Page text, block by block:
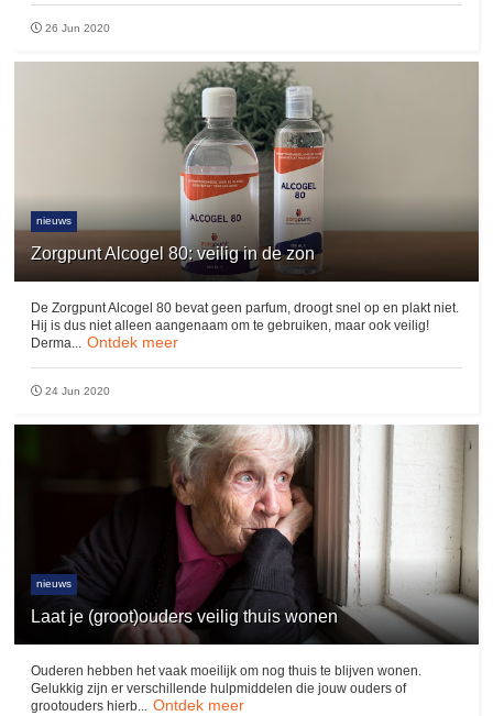
26 Jun 2020
nieuws
Zorgpunt Alcogel 80: veilig in de zon
De Zorgpunt Alcogel 80 bevat geen parfum, droogt snel op en plakt niet.
Hij is dus niet alleen aangenaam om te gebruiken, maar ook veilig!
Derma... Ontdek meer
24 Jun 2020
nieuws
Laat je (groot)ouders veilig thuis wonen
Ouderen hebben het vaak moeilijk om nog thuis te blijven wonen.
Gelukkig zijn er verschillende hulpmiddelen die jouw ouders of
grootouders hierb... Ontdek meer